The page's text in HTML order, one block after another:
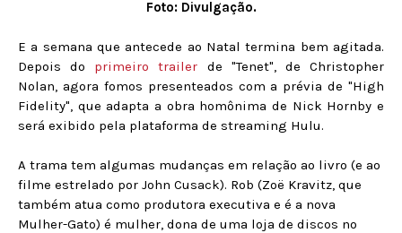
Foto: Divulgação.
E a semana que antecede ao Natal termina bem agitada.
Depois do primeiro trailer de "Tenet", de Christopher
Nolan, agora fomos presenteados com a prévia de "High
Fidelity", que adapta a obra homônima de Nick Hornby e
será exibido pela plataforma de streaming Hulu.
A trama tem algumas mudanças em relação ao livro (e ao
filme estrelado por John Cusack). Rob (Zoë Kravitz, que
também atua como produtora executiva e é a nova
Mulher-Gato) é mulher, dona de uma loja de discos no